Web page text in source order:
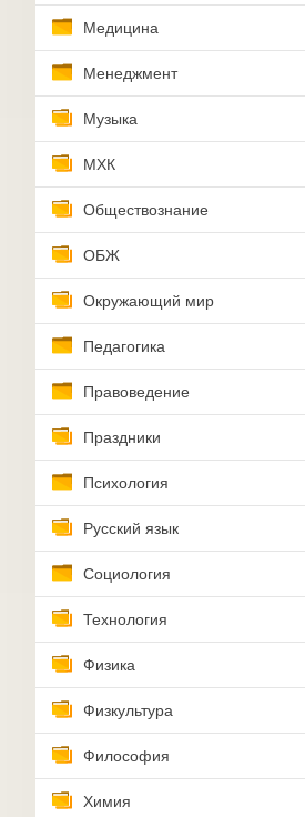
Медицина
Менеджмент
Музыка
МХК
Обществознание
ОБЖ
Окружающий мир
Педагогика
Правоведение
Праздники
Психология
Русский язык
Социология
Технология
Физика
Физкультура
Философия
Химия